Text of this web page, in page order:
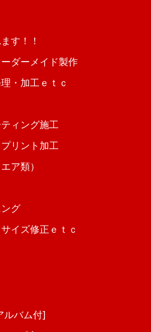
す！！
ダーメイド製作
・加工ｅｔｃ
ィング施工
リント加工
ア類）
グ
イズ修正ｅｔｃ
ルバム付]